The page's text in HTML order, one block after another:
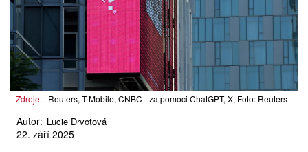
Zdroje: Reuters, T-Mobile, CNBC - za pomoci ChatGPT, X, Foto: Reuters
Autor: Lucie Drvotová
22. září 2025